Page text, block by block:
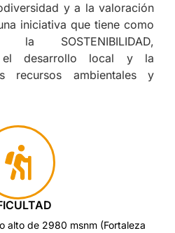
y a la valoración
iniciativa que tiene como
SOSTENIBILIDAD,
el desarrollo local y la
recursos ambientales y
alto de 2980 msnm (Fortaleza